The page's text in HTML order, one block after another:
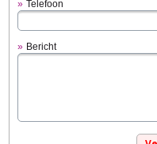
Telefoon
Bericht